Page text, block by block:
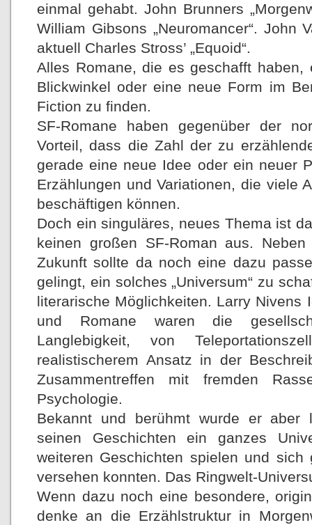
einmal gehabt. John Brunners
William Gibsons „Neuromancer“. John
aktuell Charles Stross’ „Equoid“.
Alles Romane, die es geschafft
Blickwinkel oder eine neue Form im
Fiction zu finden.
SF-Romane haben gegenüber der
Vorteil, dass die Zahl der zu
gerade eine neue Idee oder ein neuer
Erzählungen und Variationen, die viele
beschäftigen können.
Doch ein singuläres, neues Thema ist
keinen großen SF-Roman aus.
Zukunft sollte da noch eine dazu
gelingt, ein solches „Universum“ zu
literarische Möglichkeiten. Larry Nivens
und Romane waren die
Langlebigkeit, von
realistischerem Ansatz in der
Zusammentreffen mit fremden
Psychologie.
Bekannt und berühmt wurde er aber
seinen Geschichten ein ganzes
weiteren Geschichten spielen und
versehen konnten. Das Ringwelt-
Wenn dazu noch eine besondere,
denke an die Erzählstruktur in